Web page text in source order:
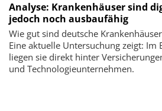
Analyse: Krankenhäuser sind
jedoch noch ausbaufähig
Wie gut sind deutsche
Eine aktuelle Untersuchung zeigt: Im
liegen sie direkt hinter
und Technologieunternehmen.